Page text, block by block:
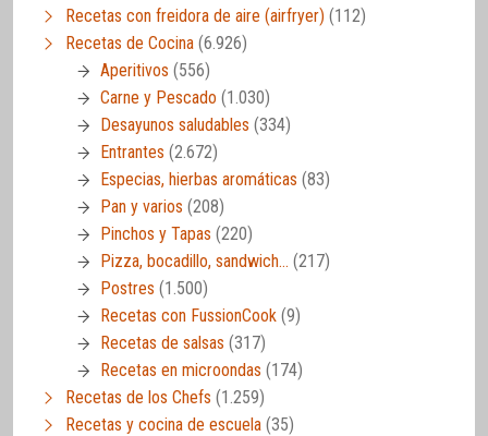
Recetas con freidora de aire (airfryer) (112)
Recetas de Cocina (6.926)
Aperitivos (556)
Carne y Pescado (1.030)
Desayunos saludables (334)
Entrantes (2.672)
Especias, hierbas aromáticas (83)
Pan y varios (208)
Pinchos y Tapas (220)
Pizza, bocadillo, sandwich… (217)
Postres (1.500)
Recetas con FussionCook (9)
Recetas de salsas (317)
Recetas en microondas (174)
Recetas de los Chefs (1.259)
Recetas y cocina de escuela (35)